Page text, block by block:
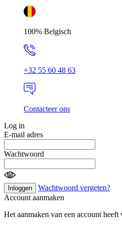
100% Belgisch
+32 55 60 48 63
Contacteer ons
Log in
E-mail adres
Wachtwoord
Inloggen
Wachtwoord vergeten?
Account aanmaken
Het aanmaken van een account heeft